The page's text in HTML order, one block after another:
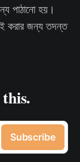
পাঠানো হয়।
করার জন্য তদন্ত
Subscribe